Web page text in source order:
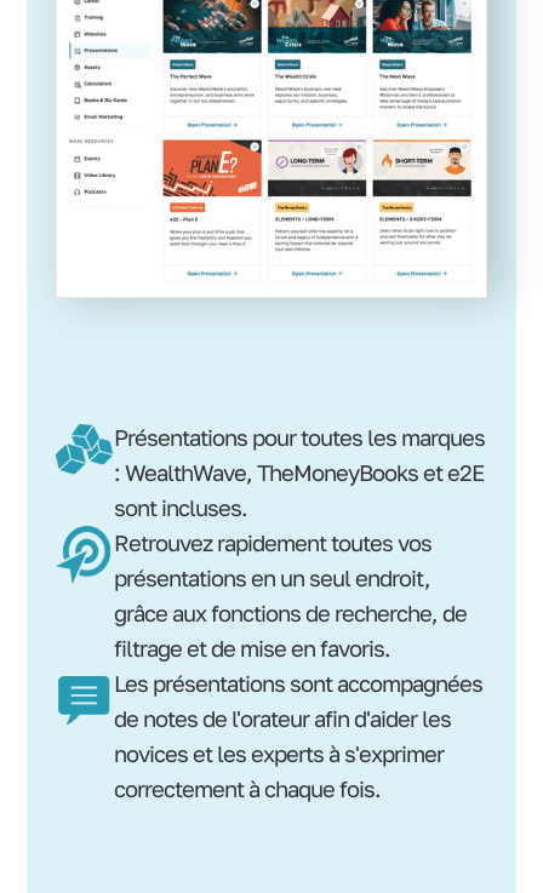
Présentations pour toutes les marques
: WealthWave, TheMoneyBooks et e2E
sont incluses.
Retrouvez rapidement toutes vos
présentations en un seul endroit,
grâce aux fonctions de recherche, de
filtrage et de mise en favoris.
Les présentations sont accompagnées
de notes de l'orateur afin d'aider les
novices et les experts à s'exprimer
correctement à chaque fois.